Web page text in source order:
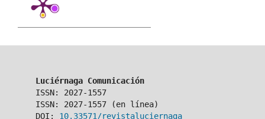
Luciérnaga Comunicación
ISSN: 2027-1557
ISSN: 2027-1557 (en línea)
DOI: 10.33571/revistaluciernaga